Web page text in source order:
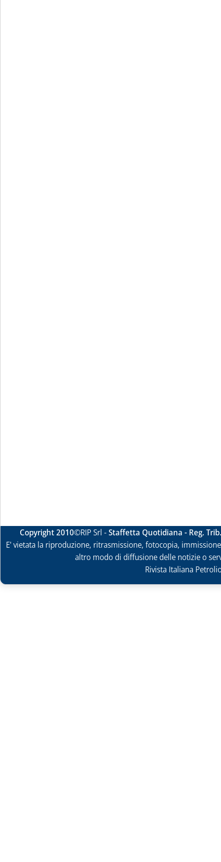
Copyright 2010©RIP Srl -Staffetta Quotidiana - Reg.
E' vietata la riproduzione, ritrasmissione, fotocopia,
altro modo di diffusione delle notizie o
Rivista Italiana